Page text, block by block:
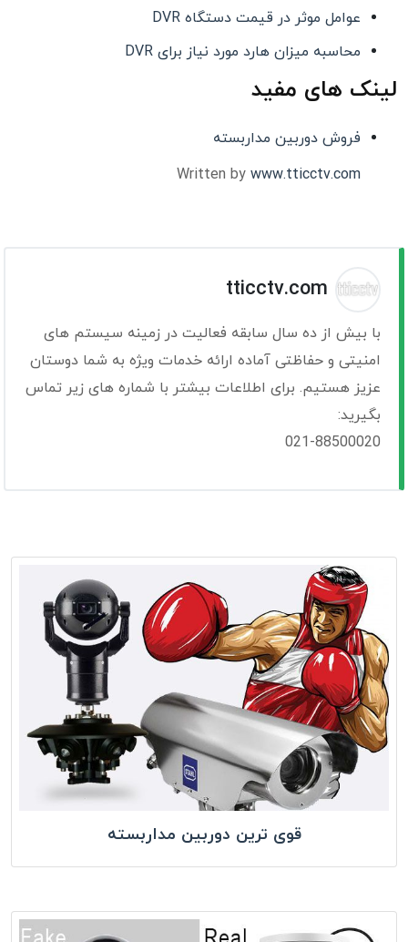
عوامل موثر در قیمت دستگاه DVR
محاسبه میزان هارد مورد نیاز برای DVR
لینک های مفید
فروش دوربین مداربسته
Written by www.tticctv.com
tticctv.com
با بیش از ده سال سابقه فعالیت در زمینه سیستم های
امنیتی و حفاظتی آماده ارائه خدمات ویژه به شما دوستان
عزیز هستیم. برای اطلاعات بیشتر با شماره های زیر تماس
بگیرید:
021-88500020
قوی ترین دوربین مداربسته